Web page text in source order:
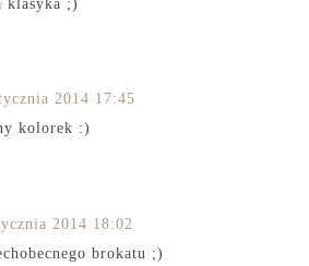
klasyka ;)
2014 17:45
kolorek :)
2014 18:02
brokatu ;)